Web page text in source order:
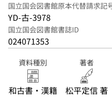
国立国会図書館原本代替請求記
YD-古-3978
国立国会図書館書誌ID
024071353
資料種別
和古書・漢籍
著者
松平定信 著